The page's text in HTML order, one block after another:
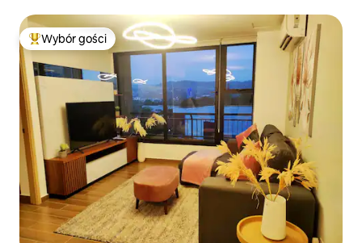
Najpopularniejsze z kategorii Wybór gości
Wybór gości